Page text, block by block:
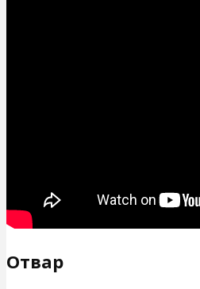
Отвар